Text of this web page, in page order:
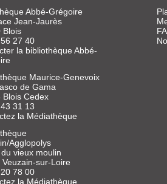
Abbé-Grégoire
Jean-Jaurès
Blois
27 40
la bibliothèque Abbé-
Maurice-Genevoix
de Gama
Blois Cedex
31 13
la Médiathèque
Agglopolys
vieux moulin
Veuzain-sur-Loire
78 00
la Médiathèque